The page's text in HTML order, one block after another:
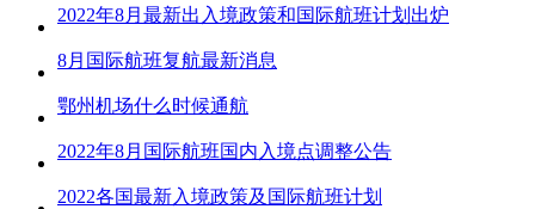
2022年8月最新出入境政策和国际航班计划出炉
8月国际航班复航最新消息
鄂州机场什么时候通航
2022年8月国际航班国内入境点调整公告
2022各国最新入境政策及国际航班计划